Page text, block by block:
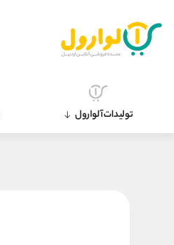
تولیدات آلوارول